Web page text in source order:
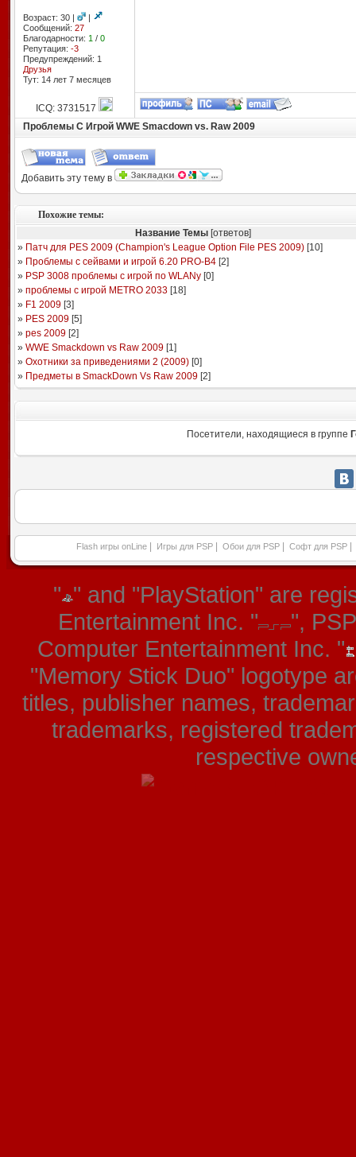
Возраст: 30 |
|
Сообщений: 27
Благодарности: 1 / 0
Репутация: -3
Предупреждений: 1
Друзья
Тут: 14 лет 7 месяцев
ICQ: 3731517
Проблемы С Игрой WWE Smacdown vs. Raw 2009
Добавить эту тему в
Похожие темы:
Название Темы [ответов]
» Патч для PES 2009 (Champion's League Option File PES 2009)[10]
» Проблемы с сейвами и игрой 6.20 PRO-B4[2]
» PSP 3008 проблемы с игрой по WLANу[0]
» проблемы с игрой METRO 2033[18]
» F1 2009[3]
» PES 2009[5]
» pes 2009[2]
» WWE Smackdown vs Raw 2009[1]
» Охотники за приведениями 2 (2009)[0]
» Предметы в SmackDown Vs Raw 2009[2]
Посетители, находящиеся в группе
Flash игры onLine Игры для PSP Обои для PSP Софт для PSP
" " and "PlayStation" are
Entertainment Inc. "
",
Computer Entertainment Inc. "
"Memory Stick Duo" logotype
titles, publisher names,
trademarks, registered
respective